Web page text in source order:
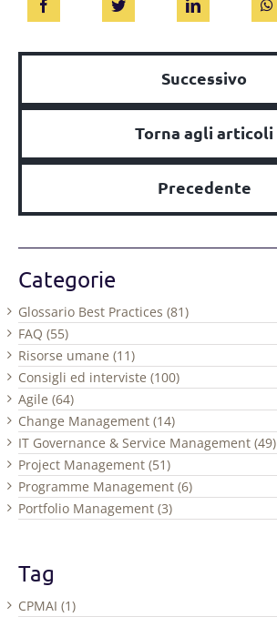
Successivo
Torna agli articoli
Precedente
Categorie
Glossario Best Practices (81)
FAQ (55)
Risorse umane (11)
Consigli ed interviste (100)
Agile (64)
Change Management (14)
IT Governance & Service Management (49)
Project Management (51)
Programme Management (6)
Portfolio Management (3)
Tag
CPMAI (1)